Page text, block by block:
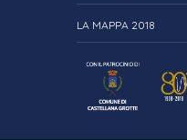
LA MAPPA 2018